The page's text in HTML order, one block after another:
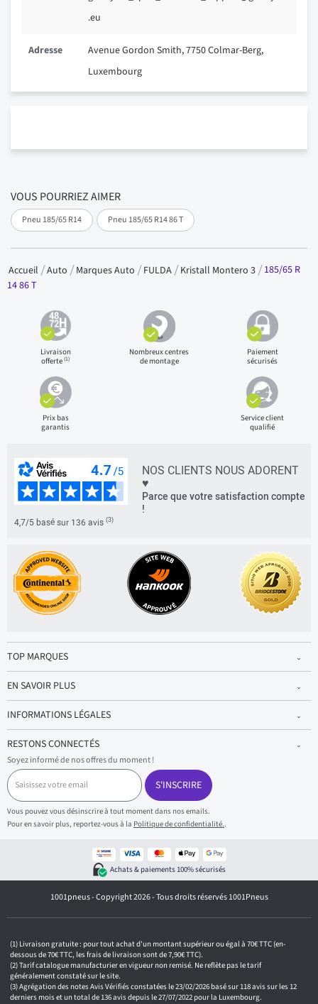
VOUS POURRIEZ AIMER
Pneu 185/65 R14 Pneu 185/65 R14 86 T
.eu
Adresse
Avenue Gordon Smith, 7750 Colmar-Berg,
Luxembourg
Accueil Auto Marques Auto FULDA Kristall Montero 3
185/65 R
14 86 T
Livraison
offerte(1)
Nombreux centres
de montage
Paiement
sécurisés
Prix bas
garantis
Service client
qualifié
NOS CLIENTS NOUS ADORENT
♥
Parce que votre satisfaction compte
!
4,7/5 basé sur 136 avis (3)
TOP MARQUES
EN SAVOIR PLUS
INFORMATIONS LÉGALES
RESTONS CONNECTÉS
Soyez informé de nos offres du moment !
S
a
i
s
i
s
e
m
a
S'INSCRIRE
Vous pouvez vous désinscrire à tout moment dans nos emails.
Pour en savoir plus, reportez-vous à la Politique de confidentialité..
Achats & paiements 100% sécurisés
1001pneus - Copyright 2026 - Tous droits réservés 1001Pneus
Livraison gratuite : pour tout achat d'un montant supérieur ou égal à 70€ TTC (en-
dessous de 70€ TTC, les frais de livraison sont de 7,90€ TTC).
Tarif catalogue manufacturier en vigueur non remisé. Ne reflète pas le tarif
généralement constaté sur le site.
Agrégation des notes Avis Vérifiés constatées le 23/02/2026 basé sur 118 avis sur les 12
derniers mois et un total de 136 avis depuis le 27/07/2022 pour la Luxembourg.